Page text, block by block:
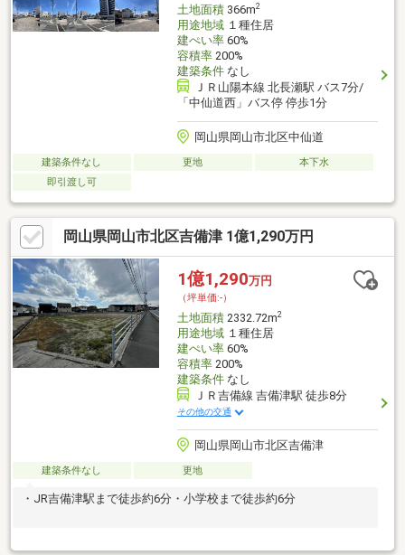
土地面積366m2
用途地域１種住居
建ぺい率60%
容積率200%
建築条件なし
ＪＲ山陽本線 北長瀬駅 バス7分/
「中仙道西」バス停 停歩1分
岡山県岡山市北区中仙道
建築条件なし 更地
本下水
即引渡し可
岡山県岡山市北区吉備津 1億1,290万円
1億1,290万円
（坪単価:-）
土地面積2332.72m2
用途地域１種住居
建ぺい率60%
容積率200%
建築条件なし
ＪＲ吉備線 吉備津駅 徒歩8分
その他の交通
岡山県岡山市北区吉備津
建築条件なし 更地
・JR吉備津駅まで徒歩約6分・小学校まで徒歩約6分